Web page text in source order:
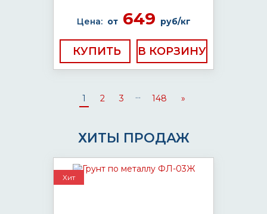
Цена: от649 руб/кг
КУПИТЬ
1 2 3 ... 148 »
ХИТЫ ПРОДАЖ
Хит